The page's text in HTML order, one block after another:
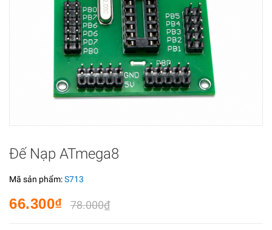
Đế Nạp ATmega8
Mã sản phẩm:S713
66.300₫ 78.000₫